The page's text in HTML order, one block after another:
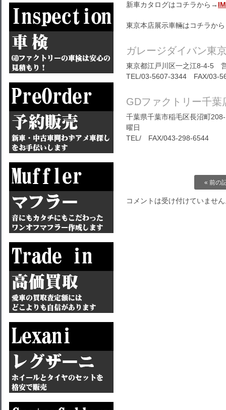
新車カタログはコチラから→
東京本店展示車輛はコチラか
ガレージダイバン東
東京都江戸川区一之江8-4-5
TEL/03-5607-3344 FAX/03-
GDファクトリー千葉
千葉県千葉市稲毛区長沼町
曜日
TEL/ FAX/043-298-6544
« 前の
コメントは受け付けていませ